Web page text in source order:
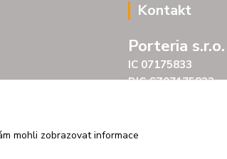
Kontakt
Porteria s.r.o.
IC 07175833
DIC CZ07175833
tel. +420 604272889
mohli zobrazovat informace